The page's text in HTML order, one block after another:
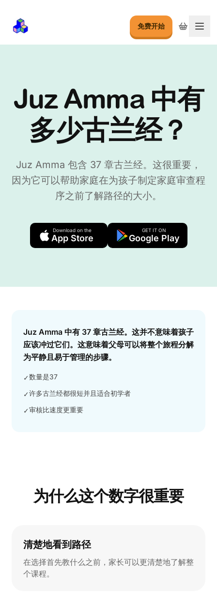
免费开始
切换
Juz Amma 中有
多少古兰经？
Juz Amma 包含 37 章古兰经。这很重要，
因为它可以帮助家庭在为孩子制定家庭审查程
序之前了解路径的大小。
Download on the
App Store
GET IT ON
Google Play
Answer
Juz Amma 中有 37 章古兰经。这并不意味着孩子
应该冲过它们。这意味着父母可以将整个旅程分解
为平静且易于管理的步骤。
✓数量是37
✓许多古兰经都很短并且适合初学者
✓审核比速度更重要
为什么这个数字很重要
清楚地看到路径
在选择首先教什么之前，家长可以更清楚地了解整
个课程。